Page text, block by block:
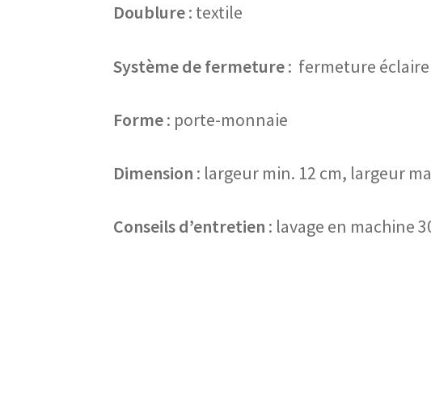
Doublure: textile
Système de fermeture: fermeture éclaire
Forme: porte-monnaie
Dimension : largeur min. 12 cm, largeur
Conseils d’entretien : lavage en machine